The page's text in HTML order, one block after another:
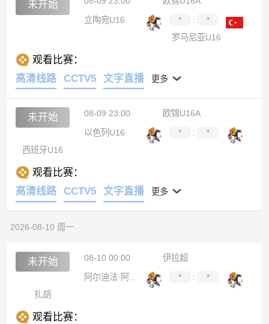
未开始
立陶宛U16
* :
*
罗马尼亚U16
观看比赛：
高清线路
CCTV5 文字直播 更多
未开始 08-09 23:00
欧锦U16A
以色列U16
* :
*
西班牙U16
观看比赛：
高清线路
CCTV5 文字直播 更多
2026-08-10 周一
未开始 08-10 00:00
伊拉超
* :
*
扎胡
观看比赛：